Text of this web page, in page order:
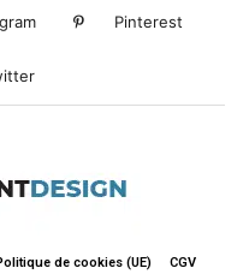
Pinterest
de cookies (UE) CGV